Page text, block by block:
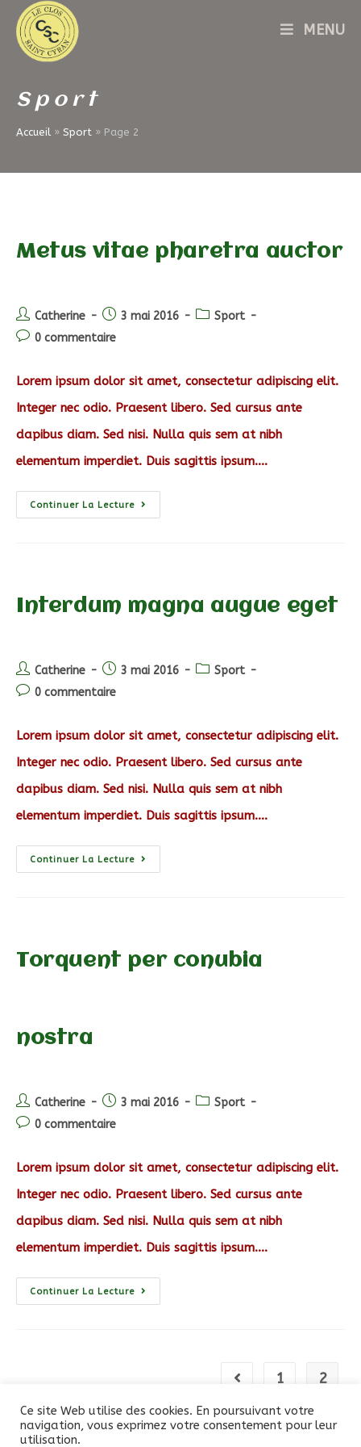
content
MENU
Sport
Accueil » Sport » Page 2
Metus vitae pharetra auctor
Auteur/autrice
de
Catherine
Post
published:
3 mai 2016
PostSport
Post0 commentaire
Lorem ipsum dolor sit amet, consectetur adipiscing elit.
Integer nec odio. Praesent libero. Sed cursus ante
dapibus diam. Sed nisi. Nulla quis sem at nibh
elementum imperdiet. Duis sagittis ipsum.…
Continuer La LectureMetus
Vitae
Interdum magna augue eget
Auteur/autrice
de
Catherine
Post
published:
3 mai 2016
PostSport
Post0 commentaire
Lorem ipsum dolor sit amet, consectetur adipiscing elit.
Integer nec odio. Praesent libero. Sed cursus ante
dapibus diam. Sed nisi. Nulla quis sem at nibh
elementum imperdiet. Duis sagittis ipsum.…
Continuer La LectureInterdum
Magna
Torquent per conubia
nostra
Auteur/autrice
de
Catherine
Post
published:
3 mai 2016
PostSport
Post0 commentaire
Lorem ipsum dolor sit amet, consectetur adipiscing elit.
Integer nec odio. Praesent libero. Sed cursus ante
dapibus diam. Sed nisi. Nulla quis sem at nibh
elementum imperdiet. Duis sagittis ipsum.…
Continuer La LectureTorquent
Per
Go to the previous
1 2
Ce site Web utilise des cookies. En poursuivant votre
navigation, vous exprimez votre consentement pour leur
utilisation.